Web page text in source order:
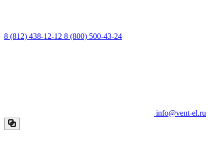
8 (812) 438-12-12 8 (800) 500-43-24
info@vent-el.ru